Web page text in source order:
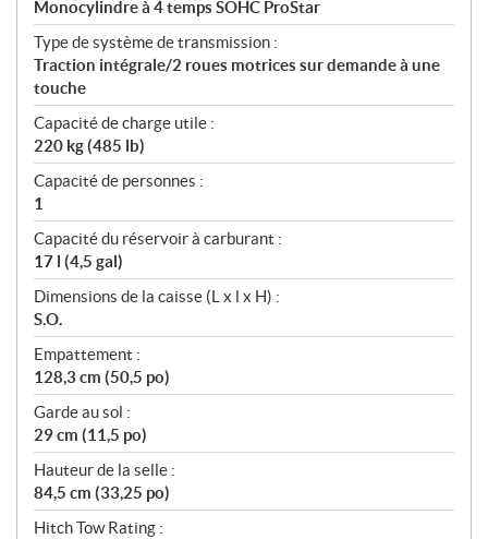
Monocylindre à 4 temps SOHC ProStar
Type de système de transmission :
Traction intégrale/2 roues motrices sur demande à une
touche
Capacité de charge utile :
220 kg (485 lb)
Capacité de personnes :
1
Capacité du réservoir à carburant :
17 l (4,5 gal)
Dimensions de la caisse (L x l x H) :
S.O.
Empattement :
128,3 cm (50,5 po)
Garde au sol :
29 cm (11,5 po)
Hauteur de la selle :
84,5 cm (33,25 po)
Hitch Tow Rating :